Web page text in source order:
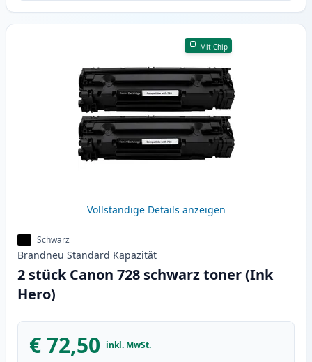
Mit Chip
Vollständige Details anzeigen
Schwarz
Brandneu Standard Kapazität
2 stück Canon 728 schwarz toner (Ink
Hero)
€ 72,50 inkl. MwSt.